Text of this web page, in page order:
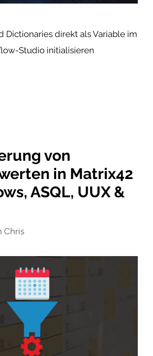
Dictionaries direkt als Variable im
Studio initialisieren
von
in Matrix42
ASQL, UUX &
Chris